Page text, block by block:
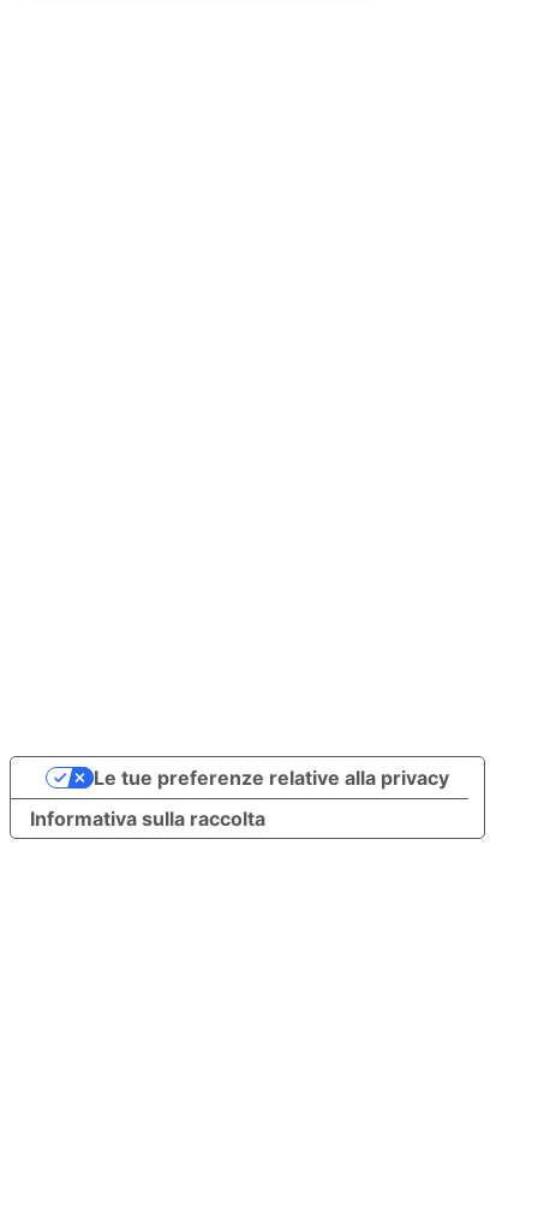
Informativa sulla raccolta
Le tue preferenze relative alla privacy